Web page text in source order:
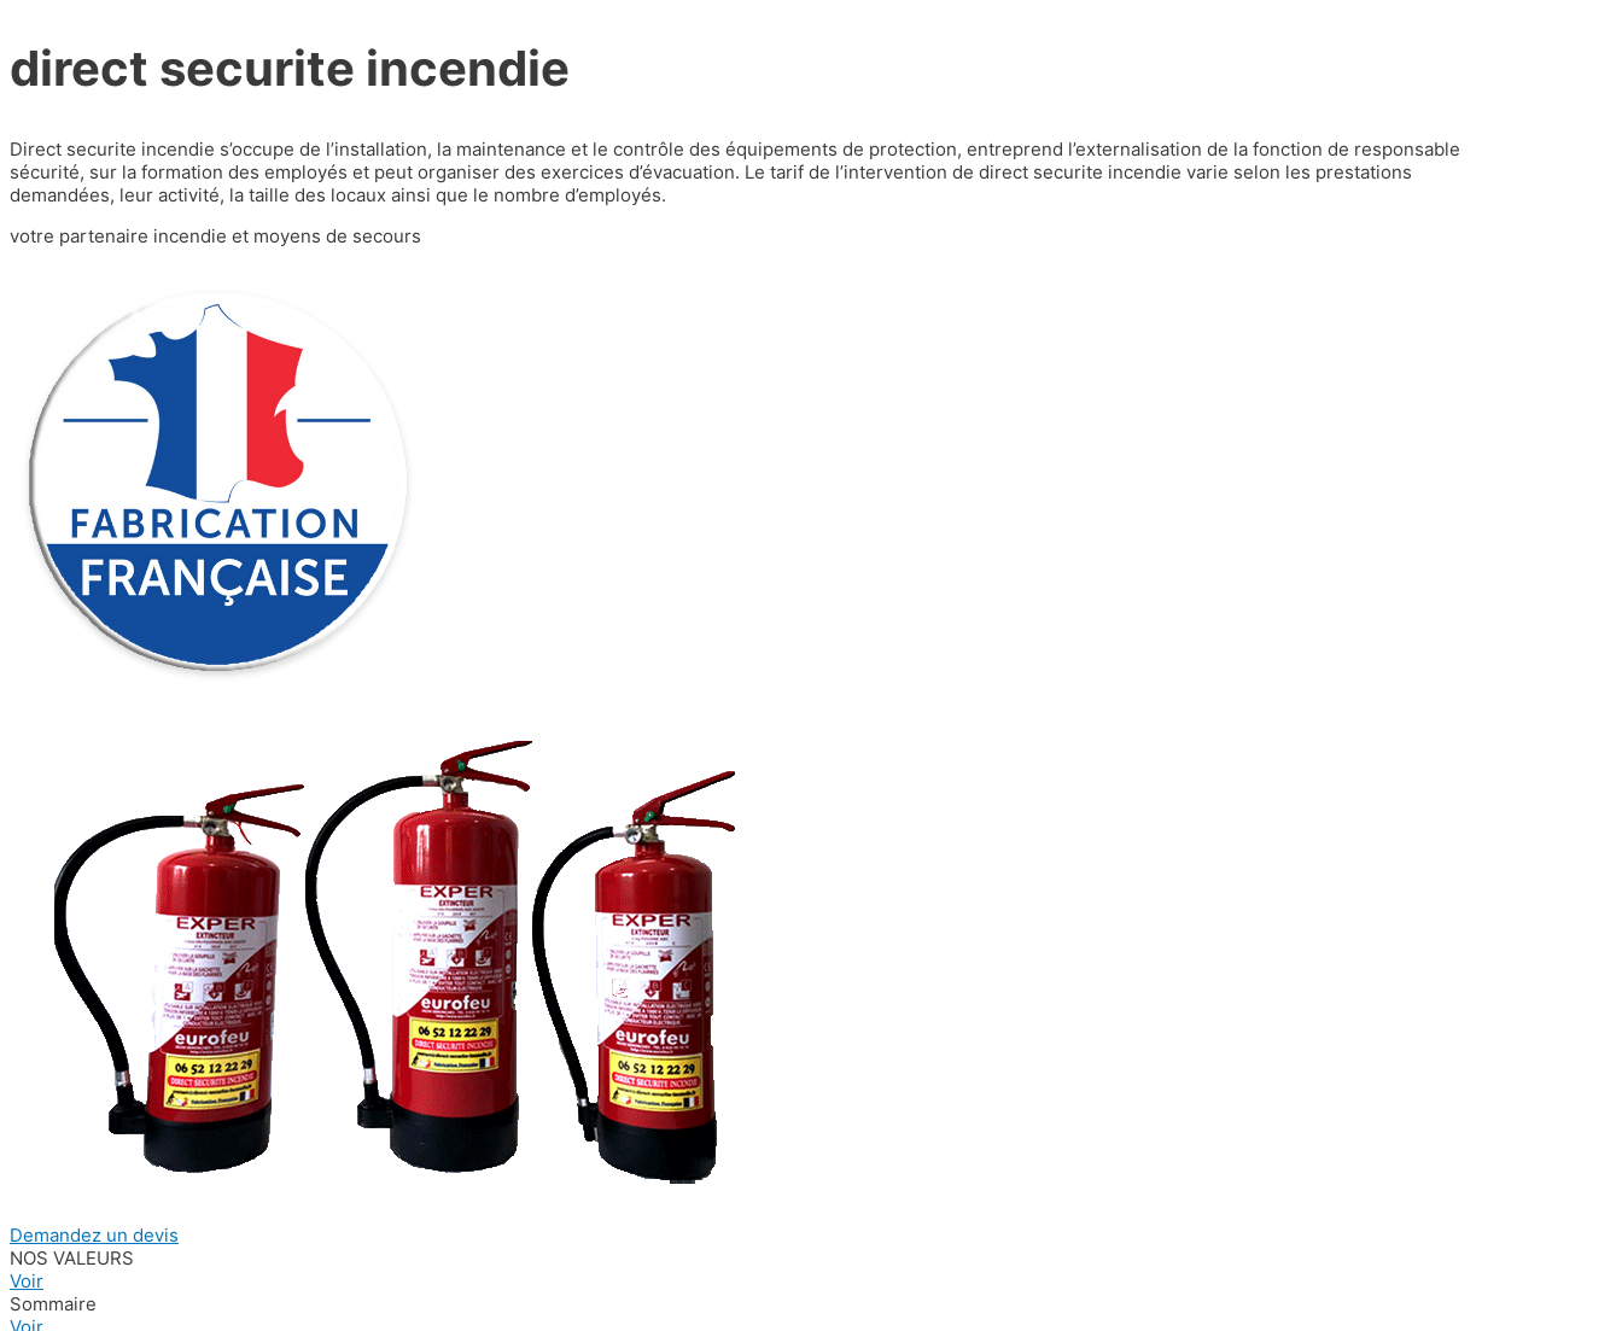
direct securite incendie
Direct securite incendie s’occupe de l’installation, la maintenance et le contrôle des équipements de protection, entreprend l’externalisation de la fonction de responsable
sécurité, sur la formation des employés et peut organiser des exercices d’évacuation. Le tarif de l’intervention de direct securite incendie varie selon les prestations
demandées, leur activité, la taille des locaux ainsi que le nombre d’employés.
votre partenaire incendie et moyens de secours
Demandez un devis
NOS VALEURS
Voir
Sommaire